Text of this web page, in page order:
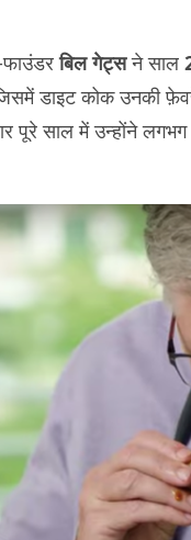
बिल गेट्सने साल
डाइट कोक उनकी
पूरे साल में उन्होंने